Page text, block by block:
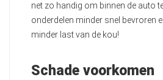
net zo handig om binnen de auto
onderdelen minder snel bevroren
minder last van de kou!
Schade voorkomen